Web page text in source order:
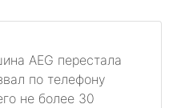
AEG перестала
по телефону
не более 30